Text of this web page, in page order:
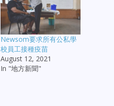
Newsom要求所有公私學
校員工接種疫苗
August 12, 2021
In "地方新聞"